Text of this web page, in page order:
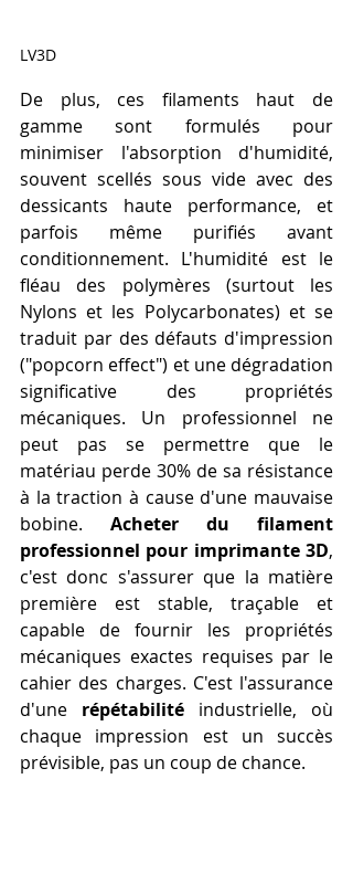
LV3D
De plus, ces filaments haut de
gamme sont formulés pour
minimiser l'absorption d'humidité,
souvent scellés sous vide avec des
dessicants haute performance, et
parfois même purifiés avant
conditionnement. L'humidité est le
fléau des polymères (surtout les
Nylons et les Polycarbonates) et se
traduit par des défauts d'impression
("popcorn effect") et une dégradation
significative des propriétés
mécaniques. Un professionnel ne
peut pas se permettre que le
matériau perde 30% de sa résistance
à la traction à cause d'une mauvaise
bobine. Acheter du filament
professionnel pour imprimante 3D,
c'est donc s'assurer que la matière
première est stable, traçable et
capable de fournir les propriétés
mécaniques exactes requises par le
cahier des charges. C'est l'assurance
d'une répétabilité industrielle, où
chaque impression est un succès
prévisible, pas un coup de chance.